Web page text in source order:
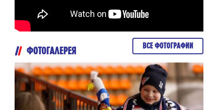
ФОТОГАЛЕРЕЯ ВСЕ ФОТОГРАФИИ